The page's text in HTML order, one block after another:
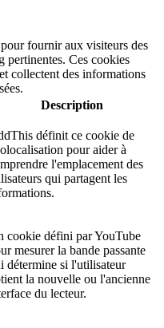
fournir aux visiteurs des
pertinentes. Ces cookies
collectent des informations
Description
définit ce cookie de
pour aider à
l'emplacement des
qui partagent les
cookie défini par YouTube
mesurer la bande passante
détermine si l'utilisateur
la nouvelle ou l'ancienne
du lecteur.